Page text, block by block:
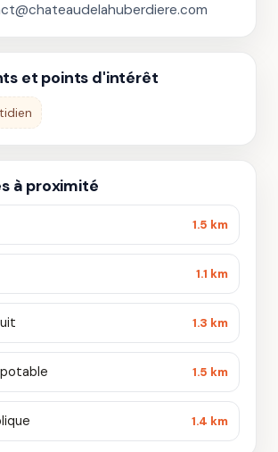
et points d'intérêt
à proximité
1.5 km
1.1 km
1.3 km
1.5 km
1.4 km